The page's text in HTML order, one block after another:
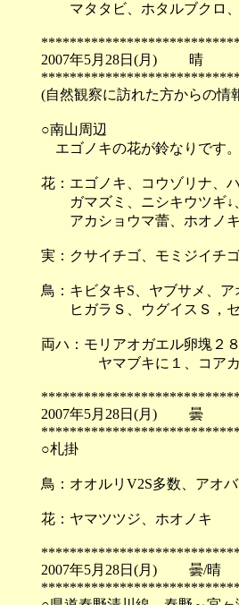
マタタビ、ホタルブクロ、
2007年5月28日(月
(自然観察に訪れた方からの情
○南山周辺
エゴノキの花が鈴なりです
花：エゴノキ、コウゾリナ、
ガマズミ、ニシキウツギ↓、
アカショウマ蕾、ホオノキ
実：クサイチゴ、モミジイチ
鳥：キビタキS、ヤブサメ、
ヒガラＳ、ウグイスＳ，セ
両ハ：モリアオガエル卵塊２
ヤマブキに１、コアカソ
2007年5月28日(月
○札掛
鳥：オオルリV2S多数、アオ
花：ヤマツツジ、ホオノキ
2007年5月28日(月)